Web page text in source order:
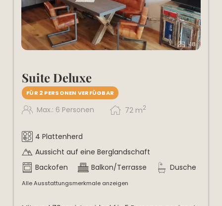
18
Suite Deluxe
FÜR 2 PERSONEN VERFÜGBAR
Max.: 6 Personen 72 m2
4 Plattenherd
Aussicht auf eine Berglandschaft
Backofen
Balkon/Terrasse Dusche
Alle Ausstattungsmerkmale anzeigen